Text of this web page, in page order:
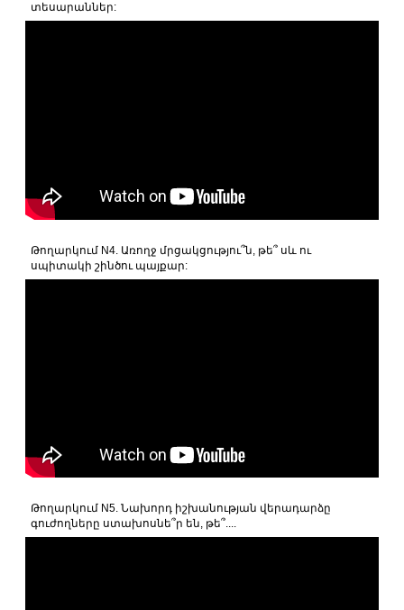
տեսարաններ:
Թողարկում N4. Առողջ մրցակցությու՞ն, թե՞ սև ու
սպիտակի շինծու պայքար:
Թողարկում N5. Նախորդ իշխանության վերադարձը
գուժողները ստախոսնե՞ր են, թե՞....